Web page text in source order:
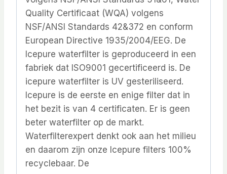
Quality Certificaat (WQA) volgens
NSF/ANSI Standards 42&372 en conform
European Directive 1935/2004/EEG. De
Icepure waterfilter is geproduceerd in een
fabriek dat ISO9001 gecertificeerd is. De
icepure waterfilter is UV gesteriliseerd.
Icepure is de eerste en enige filter dat in
het bezit is van 4 certificaten. Er is geen
beter waterfilter op de markt.
Waterfilterexpert denkt ook aan het milieu
en daarom zijn onze Icepure filters 100%
recyclebaar. De